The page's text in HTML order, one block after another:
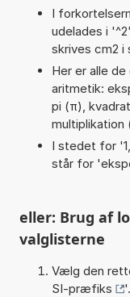
I
udelades i
skrives cm2
Her er alle
aritmetik:
pi (π),
multiplikation
I stedet for
står for
eller: Brug af
valglisterne
Vælg den
SI-præfiks
'.